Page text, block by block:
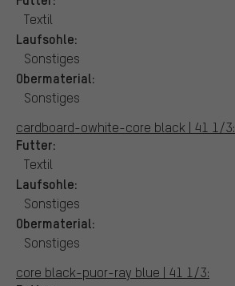
Textil
Laufsohle:
Sonstiges
Obermaterial:
Sonstiges
cardboard-owhite-core black | 41 1/3:
Futter:
Textil
Laufsohle:
Sonstiges
Obermaterial:
Sonstiges
core black-puor-ray blue | 41 1/3: